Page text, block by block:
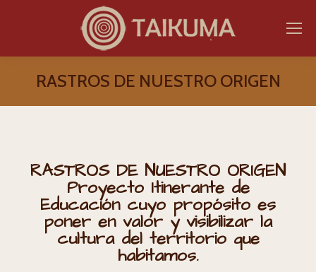
RASTROS DE NUESTRO ORIGEN
RASTROS DE NUESTRO ORIGEN
Proyecto Itinerante de
Educación cuyo propósito es
poner en valor y visibilizar la
cultura del territorio que
habitamos.